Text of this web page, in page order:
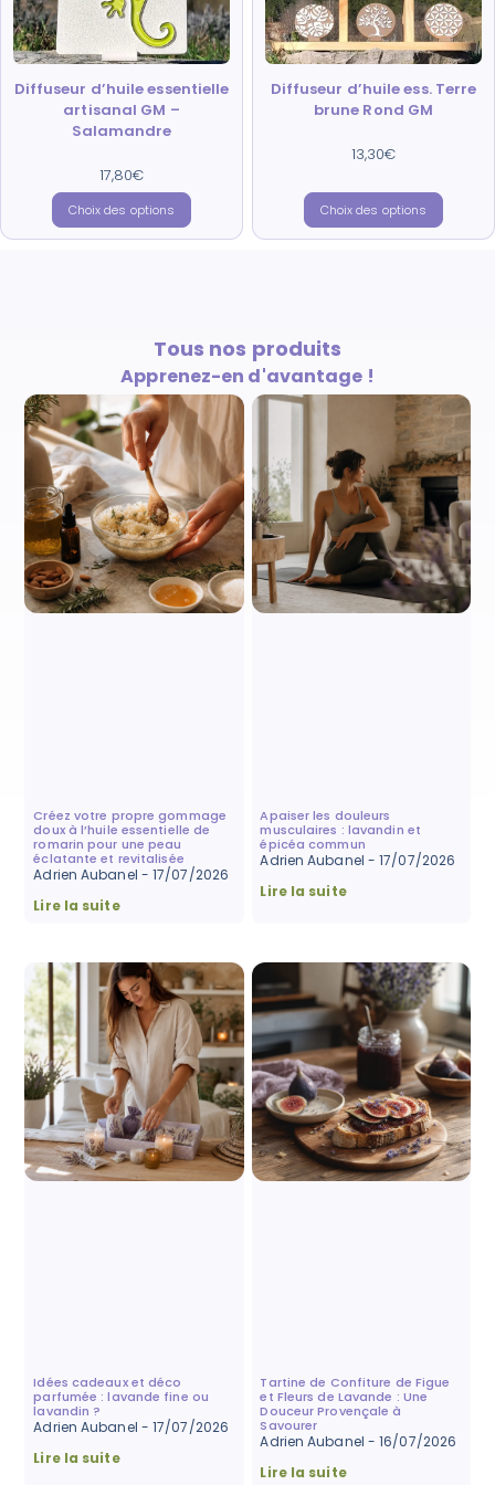
Diffuseur d’huile essentielle
artisanal GM –
Salamandre
Note
5.00
sur 5
17,80€
Choix des options
Diffuseur d’huile ess. Terre
brune Rond GM
Note
4.67
13,30€
Choix des options
Tous nos produits
Apprenez-en d'avantage !
Créez votre propre gommage
doux à l’huile essentielle de
romarin pour une peau
éclatante et revitalisée
Adrien Aubanel
17/07/2026
Lire la suite
Apaiser les douleurs
musculaires : lavandin et
épicéa commun
Adrien Aubanel
17/07/2026
Lire la suite
Idées cadeaux et déco
parfumée : lavande fine ou
lavandin ?
Adrien Aubanel
17/07/2026
Lire la suite
Tartine de Confiture de Figue
et Fleurs de Lavande : Une
Douceur Provençale à
Savourer
Adrien Aubanel
16/07/2026
Lire la suite